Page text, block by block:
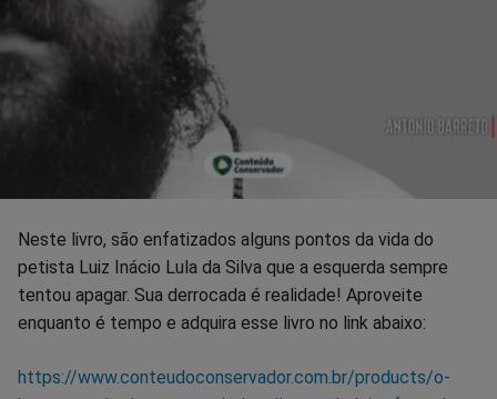
Neste livro, são enfatizados alguns pontos da vida do
petista Luiz Inácio Lula da Silva que a esquerda sempre
tentou apagar. Sua derrocada é realidade! Aproveite
enquanto é tempo e adquira esse livro no link abaixo:
https://www.conteudoconservador.com.br/products/o-